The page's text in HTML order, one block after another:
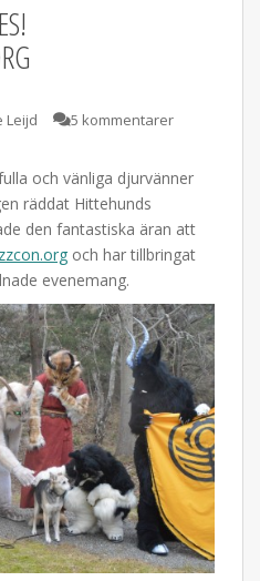
Leijd 5 kommentarer
och vänliga djurvänner
räddat Hittehunds
den fantastiska äran att
och har tillbringat
evenemang.